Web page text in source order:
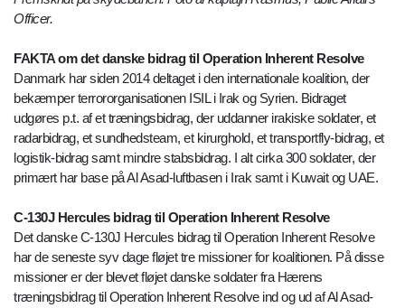
Officer.
FAKTA om det danske bidrag til Operation Inherent Resolve
Danmark har siden 2014 deltaget i den internationale koalition, der
bekæmper terrororganisationen ISIL i Irak og Syrien. Bidraget
udgøres p.t. af et træningsbidrag, der uddanner irakiske soldater, et
radarbidrag, et sundhedsteam, et kirurghold, et transportfly-bidrag, et
logistik-bidrag samt mindre stabsbidrag. I alt cirka 300 soldater, der
primært har base på Al Asad-luftbasen i Irak samt i Kuwait og UAE.
C-130J Hercules bidrag til Operation Inherent Resolve
Det danske C-130J Hercules bidrag til Operation Inherent Resolve
har de seneste syv dage fløjet tre missioner for koalitionen. På disse
missioner er der blevet fløjet danske soldater fra Hærens
træningsbidrag til Operation Inherent Resolve ind og ud af Al Asad-